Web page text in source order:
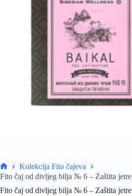
Home
Kolekcija Fito čajeva
Fito čaj od divljeg bilja № 6 – Zaštita jetre
Fito čaj od divljeg bilja № 6 – Zaštita jetre